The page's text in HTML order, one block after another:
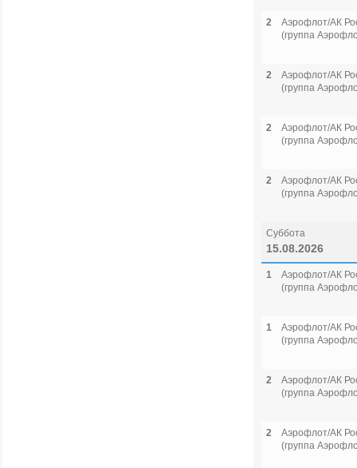
2
Аэрофлот/АК
(группа
2
Аэрофлот/АК
(группа
2
Аэрофлот/АК
(группа
2
Аэрофлот/АК
(группа
Суббота
15.08.2026
1
Аэрофлот/АК
(группа
1
Аэрофлот/АК
(группа
2
Аэрофлот/АК
(группа
2
Аэрофлот/АК
(группа